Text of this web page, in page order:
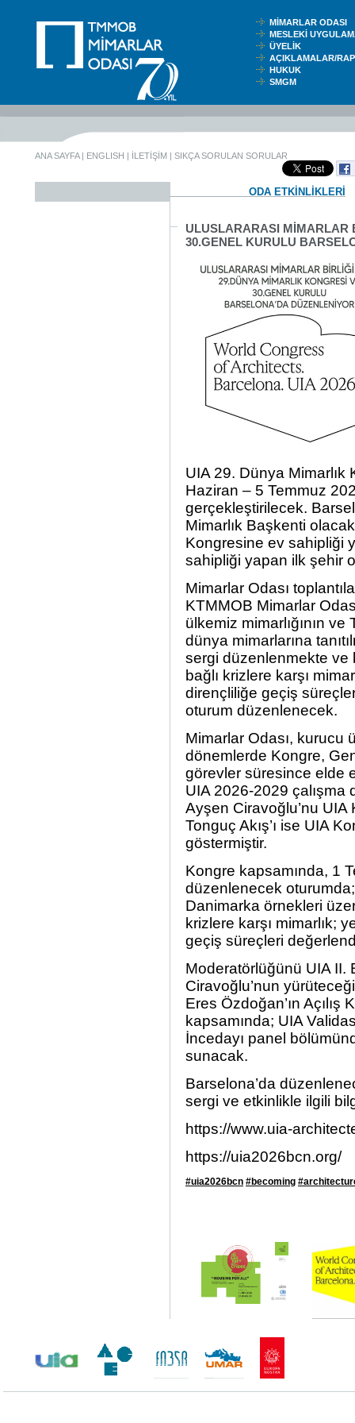
MİMARLAR ODASI
MESLEKİ
ÜYELİK
AÇIKLAMALAR/
HUKUK
SMGM
ANA SAYFA| ENGLISH | İLETİŞİM | SIKÇA SORULAN SORULAR
ODA ETKİNLİKLERİ
ULUSLARARASI MİMARLAR
30.GENEL KURULU
UIA 29. Dünya Mimarlık
Haziran – 5 Temmuz
gerçekleştirilecek.
Mimarlık Başkenti
Kongresine ev sahipliği
sahipliği yapan ilk şehir
Mimarlar Odası
KTMMOB Mimarlar
ülkemiz mimarlığının
dünya mimarlarına
sergi düzenlenmekte ve
bağlı krizlere karşı
dirençliliğe geçiş
oturum düzenlenecek.
Mimarlar Odası, kurucu
dönemlerde Kongre,
görevler süresince elde
UIA 2026-2029
Ayşen Ciravoğlu’nu UIA
Tonguç Akış’ı ise UIA
göstermiştir.
Kongre kapsamında, 1
düzenlenecek oturumda;
Danimarka örnekleri
krizlere karşı mimarlık;
geçiş süreçleri
Moderatörlüğünü UIA II.
Ciravoğlu’nun
Eres Özdoğan’ın
kapsamında; UIA
İncedayı panel
sunacak.
Barselona’da
sergi ve etkinlikle ilgili
https://www.uia-
https://uia2026bcn.org/
#uia2026bcn #becoming